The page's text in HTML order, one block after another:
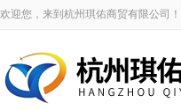
欢迎您，来到杭州琪佑商贸有限公司！